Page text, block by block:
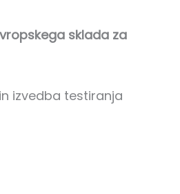
sklada za
izvedba testiranja